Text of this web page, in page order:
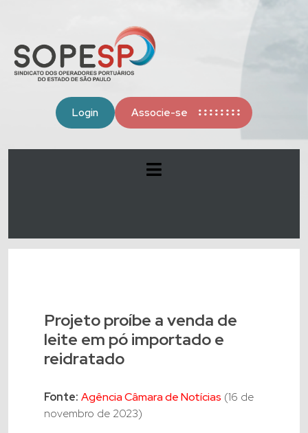
Login Associe-se
Projeto proíbe a venda de
leite em pó importado e
reidratado
Fonte: Agência Câmara de Notícias (16 de
novembro de 2023)